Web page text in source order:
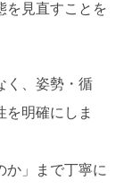
を見直すことを
く、姿勢・循
を明確にしま
か」まで丁寧に